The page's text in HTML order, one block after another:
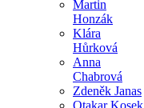
Martin
Honzák
Klára
Hůrková
Anna
Chabrová
Zdeněk Janas
Otakar Kosek